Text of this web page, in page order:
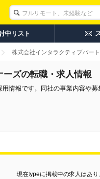
中リスト
株式会社インタラクティブパー
ズの転職・求人情報
情報です。同社の事業内容や
現在typeに掲載中の求人はあり